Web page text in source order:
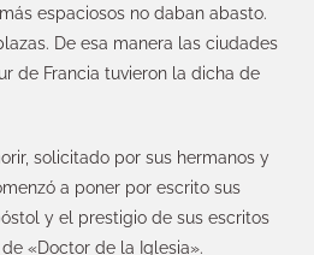
espaciosos no daban abasto.
De esa manera las ciudades
de Francia tuvieron la dicha de
solicitado por sus hermanos y
a poner por escrito sus
y el prestigio de sus escritos
«Doctor de la Iglesia».